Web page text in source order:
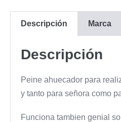
Descripción Marca
Descripción
Peine ahuecador para
y tanto para señora como
Funciona tambien genial